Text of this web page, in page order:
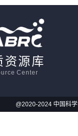
资源库
Center
@2020-2024 中国科